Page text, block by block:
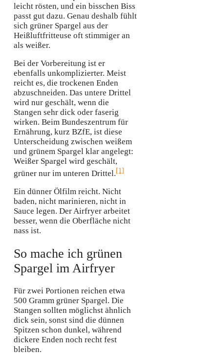
leicht rösten, und ein bisschen Biss
passt gut dazu. Genau deshalb fühlt
sich grüner Spargel aus der
Heißluftfritteuse oft stimmiger an
als weißer.
Bei der Vorbereitung ist er
ebenfalls unkomplizierter. Meist
reicht es, die trockenen Enden
abzuschneiden. Das untere Drittel
wird nur geschält, wenn die
Stangen sehr dick oder faserig
wirken. Beim Bundeszentrum für
Ernährung, kurz BZfE, ist diese
Unterscheidung zwischen weißem
und grünem Spargel klar angelegt:
Weißer Spargel wird geschält,
grüner nur im unteren Drittel.[1]
Ein dünner Ölfilm reicht. Nicht
baden, nicht marinieren, nicht in
Sauce legen. Der Airfryer arbeitet
besser, wenn die Oberfläche nicht
nass ist.
So mache ich grünen
Spargel im Airfryer
Für zwei Portionen reichen etwa
500 Gramm grüner Spargel. Die
Stangen sollten möglichst ähnlich
dick sein, sonst sind die dünnen
Spitzen schon dunkel, während
dickere Enden noch recht fest
bleiben.